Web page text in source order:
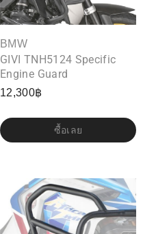
BMW
GIVI TNH5124 Specific
Engine Guard
12,300฿
ซื้อเลย